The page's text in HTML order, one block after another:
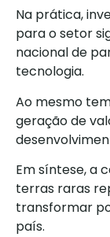
Na prática,
para o setor
nacional de
tecnologia.
Ao mesmo
geração de
Em síntese, a
terras raras
transformar
país.